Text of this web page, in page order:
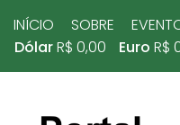
INÍCIO SOBRE
DólarR$ 0,00 Euro R$